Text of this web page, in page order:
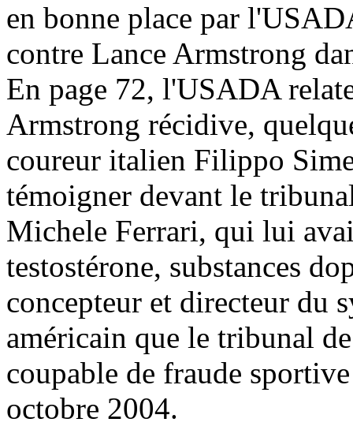
en bonne place par
contre Lance Armstrong
En page 72, l'USADA
Armstrong récidive,
coureur italien Filippo
témoigner devant le
Michele Ferrari, qui lui
testostérone, substances
concepteur et directeur du
américain que le tribunal
coupable de fraude
octobre 2004.